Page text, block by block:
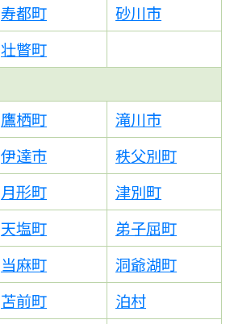
寿都町
砂川市
壮瞥町
鷹栖町
滝川市
伊達市
秩父別町
月形町
津別町
天塩町
弟子屈町
当麻町
洞爺湖町
苫前町
泊村